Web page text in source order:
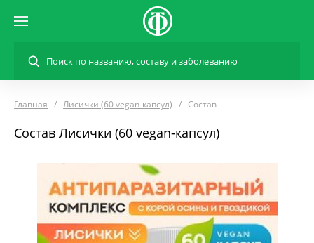
Главная Лисички (60 vegan-капсул) Состав
Состав Лисички (60 vegan-капсул)